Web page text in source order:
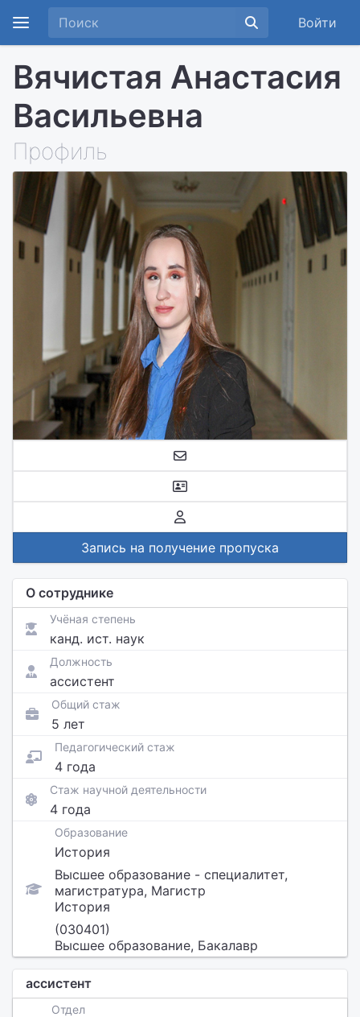
Войти
Вячистая Анастасия
Васильевна
Профиль
Запись на получение пропуска
О сотруднике
Учёная степень
канд. ист. наук
Должность
ассистент
Общий стаж
5 лет
Педагогический стаж
4 года
Стаж научной деятельности
4 года
Образование
История
Высшее образование - специалитет,
магистратура, Магистр
История
(030401)
Высшее образование, Бакалавр
ассистент
Отдел